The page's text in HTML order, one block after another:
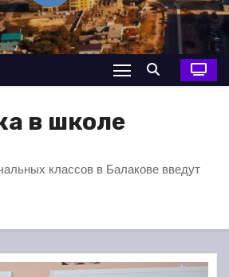
в школе
классов в Балакове введут